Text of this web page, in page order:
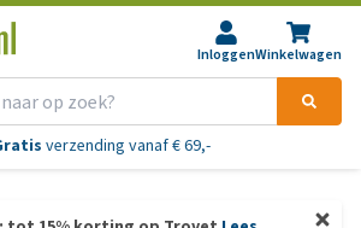
InloggenWinkelwagen
verzending vanaf € 69,-